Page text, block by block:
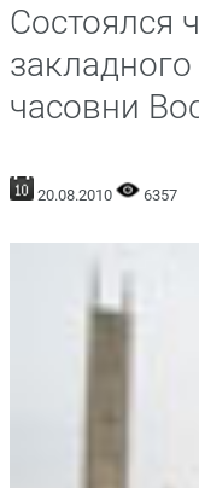
Состоялся
часовни
20.08.2010 6357